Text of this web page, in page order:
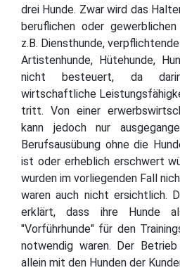
drei Hunde. Zwar wird das
beruflichen oder
z.B. Diensthunde,
Artistenhunde, Hütehunde,
nicht besteuert, da
wirtschaftliche
tritt. Von einer
kann jedoch nur
Berufsausübung ohne die
ist oder erheblich erschwert
wurden im vorliegenden Fall
waren auch nicht ersichtlich.
erklärt, dass ihre Hunde
"Vorführhunde" für den
notwendig waren. Der
allein mit den Hunden der